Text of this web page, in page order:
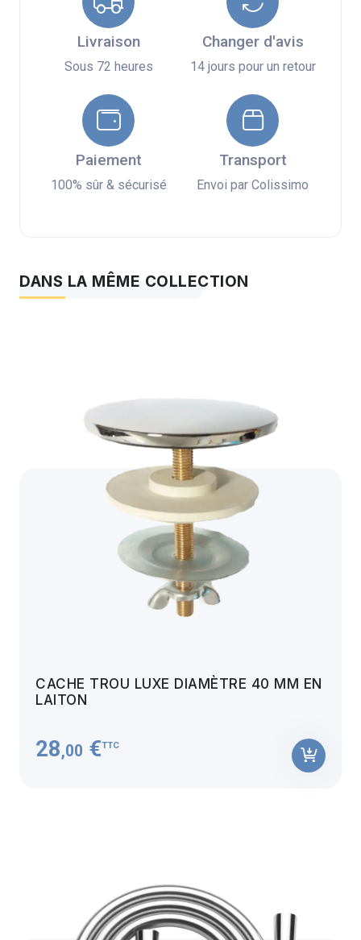
Livraison
Sous 72 heures
Changer d'avis
14 jours pour un retour
Paiement
100% sûr & sécurisé
Transport
Envoi par Colissimo
DANS LA MÊME COLLECTION
CACHE TROU LUXE DIAMÈTRE 40 MM EN
LAITON
28,00 €TTC